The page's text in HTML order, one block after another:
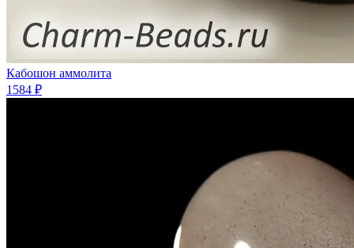
Кабошон аммолита
1584 ₽